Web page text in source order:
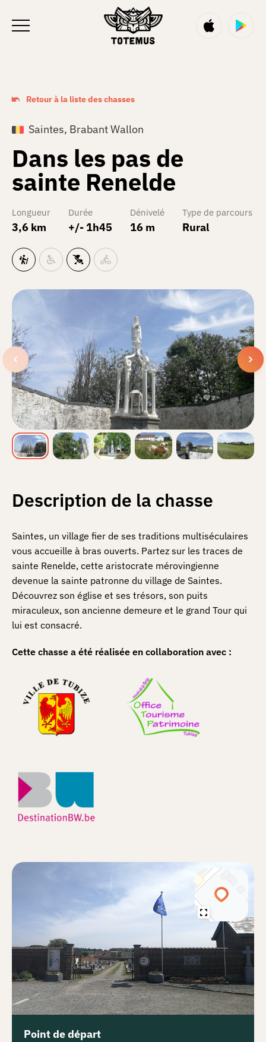
Retour à la liste des chasses
Saintes, Brabant Wallon
Dans les pas de
sainte Renelde
Longueur
3,6 km
Durée
+/- 1h45
Dénivelé
16 m
Type de parcours
Rural
Description de la chasse
Saintes, un village fier de ses traditions multiséculaires
vous accueille à bras ouverts. Partez sur les traces de
sainte Renelde, cette aristocrate mérovingienne
devenue la sainte patronne du village de Saintes.
Découvrez son église et ses trésors, son puits
miraculeux, son ancienne demeure et le grand Tour qui
lui est consacré.
Cette chasse a été réalisée en collaboration avec :
Point de départ